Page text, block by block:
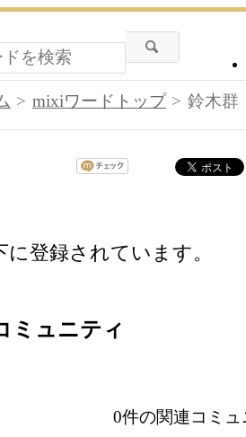
mixiワードトップ 鈴木群
に登録されています。
ミュニティ
0件の関連コミュ